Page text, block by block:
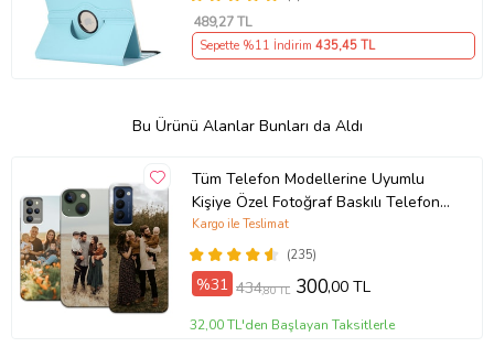
489,27 TL
Sepette %11 İndirim 435,45 TL
Bu Ürünü Alanlar Bunları da Aldı
Tüm Telefon Modellerine Uyumlu
Kişiye Özel Fotoğraf Baskılı Telefon
Kılıfı
(235)
Kargo ile Teslimat
%31 434,80 TL 300,00 TL
32,00 TL'den Başlayan Taksitlerle